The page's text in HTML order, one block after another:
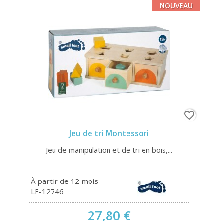
Jeu de tri Montessori
Jeu de manipulation et de tri en bois,...
À partir de 12 mois
LE-12746
27,80 €
NOUVEAU
favorite_border